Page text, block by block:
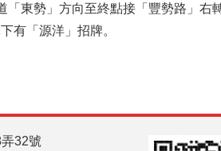
東勢」方向至終點接「豐勢路」右
有「源洋」招牌。
32號